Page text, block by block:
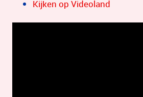
Kijken op Videoland